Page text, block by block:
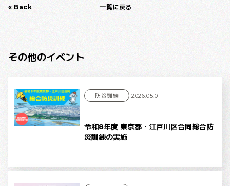
« Back 一覧に戻る
その他のイベント
令和8年度 東京都・江戸川区合同総合防
災訓練の実施
防災訓練 2026.05.01